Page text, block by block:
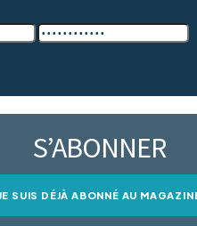
S’ABONNER
SUIS DÉJÀ ABONNÉ AU